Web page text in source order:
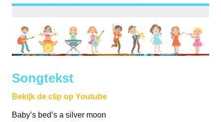
Songtekst
Bekijk de clip op Youtube
Baby’s bed’s a silver moon